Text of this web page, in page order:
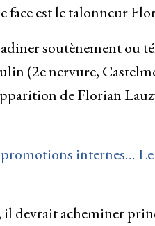
est le talonneur
soutènement ou
(2e nervure,
de Florian
internes…
devrait acheminer